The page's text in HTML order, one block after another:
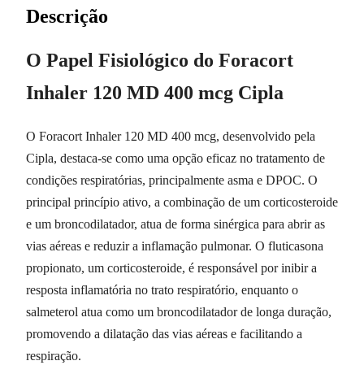
Descrição
O Papel Fisiológico do Foracort
Inhaler 120 MD 400 mcg Cipla
O Foracort Inhaler 120 MD 400 mcg, desenvolvido pela
Cipla, destaca-se como uma opção eficaz no tratamento de
condições respiratórias, principalmente asma e DPOC. O
principal princípio ativo, a combinação de um corticosteroide
e um broncodilatador, atua de forma sinérgica para abrir as
vias aéreas e reduzir a inflamação pulmonar. O fluticasona
propionato, um corticosteroide, é responsável por inibir a
resposta inflamatória no trato respiratório, enquanto o
salmeterol atua como um broncodilatador de longa duração,
promovendo a dilatação das vias aéreas e facilitando a
respiração.